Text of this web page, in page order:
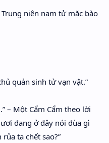
Trung niên nam tử mặc bào
quản sinh tử vạn vật.”
– Một Cẩm Cẩm theo lời
đang ở đây nói đùa gì
ta chết sao?”